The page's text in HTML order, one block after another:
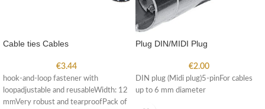
Cable ties Cables
€3.44
hook-and-loop fastener with
loopadjustable and reusableWidth: 12
mmVery robust and tearproofPack of
Plug DIN/MIDI Plug
€2.00
DIN plug (Midi plug)5-pinFor cables
up to 6 mm diameter